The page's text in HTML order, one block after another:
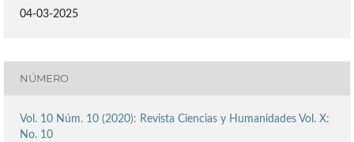
04-03-2025
NÚMERO
Vol. 10 Núm. 10 (2020): Revista Ciencias y Humanidades Vol. X:
No. 10